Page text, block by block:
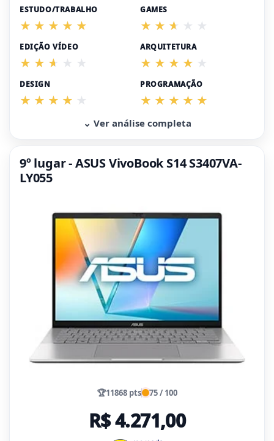
ESTUDO/TRABALHO GAMES
EDIÇÃO VÍDEO ARQUITETURA
DESIGN PROGRAMAÇÃO
⌄ Ver análise completa
9º lugar - ASUS VivoBook S14 S3407VA-
LY055
🏆11868 pts 75 / 100
R$ 4.271,00